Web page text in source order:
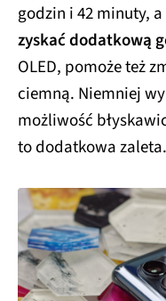
godzin i 42 minuty, a
zyskać dodatkową
OLED, pomoże też
ciemną. Niemniej
możliwość
to dodatkowa zaleta.